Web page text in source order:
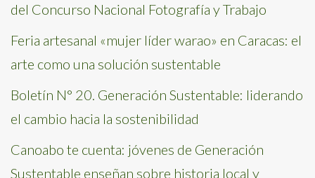
del Concurso Nacional Fotografía y Trabajo
Feria artesanal «mujer líder warao» en Caracas: el
arte como una solución sustentable
Boletín N° 20. Generación Sustentable: liderando
el cambio hacia la sostenibilidad
Canoabo te cuenta: jóvenes de Generación
Sustentable enseñan sobre historia local y